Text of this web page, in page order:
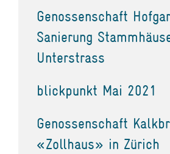
Genossenschaft
Sanierung
Unterstrass
blickpunkt Mai 2021
Genossenschaft
«Zollhaus» in Zürich